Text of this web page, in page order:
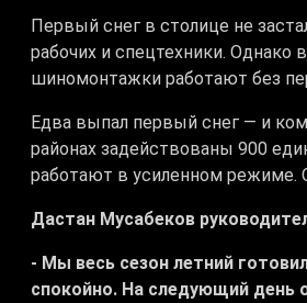
Первый снег в столице не
рабочих и спецтехники. Однако
шиномонтажки работают без
Едва выпал первый снег — и
районах задействованы 900
работают в усиленном режиме.
Дастан Мусабеков
- Мы весь сезон летний
спокойно. На следующий день